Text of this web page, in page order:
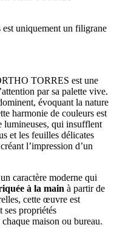
uniquement un filigrane
TORRES est une
par sa palette vive.
évoquant la nature
harmonie de couleurs est
lumineuses, qui insufflent
et les feuilles délicates
l’impression d’un
caractère moderne qui
à la main à partir de
cette œuvre est
ses propriétés
maison ou bureau.